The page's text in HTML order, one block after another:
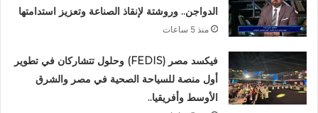
الدواجن.. وروشتة لإنقاذ الصناعة وتعزيز استدامتها
منذ 5 ساعات
فيكسد مصر (FEDIS) وحلول تتشاركان في تطوير
أول منصة للسياحة الصحية في مصر والشرق
الأوسط وأفريقيا..